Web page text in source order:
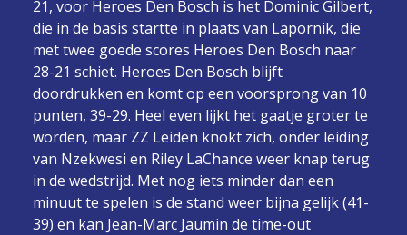
21, voor Heroes Den Bosch is het Dominic Gilbert,
die in de basis startte in plaats van Lapornik, die
met twee goede scores Heroes Den Bosch naar
28-21 schiet. Heroes Den Bosch blijft
doordrukken en komt op een voorsprong van 10
punten, 39-29. Heel even lijkt het gaatje groter te
worden, maar ZZ Leiden knokt zich, onder leiding
van Nzekwesi en Riley LaChance weer knap terug
in de wedstrijd. Met nog iets minder dan een
minuut te spelen is de stand weer bijna gelijk (41-
39) en kan Jean-Marc Jaumin de time-out